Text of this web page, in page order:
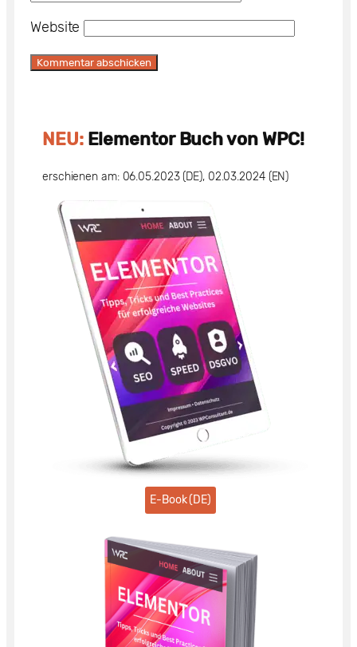
Website
NEU:Elementor Buch von WPC!
erschienen am: 06.05.2023 (DE), 02.03.2024 (EN)
E-Book (DE)